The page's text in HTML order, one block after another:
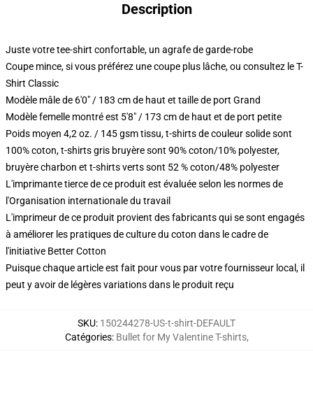
Description
Juste votre tee-shirt confortable, un agrafe de garde-robe
Coupe mince, si vous préférez une coupe plus lâche, ou consultez le T-
Shirt Classic
Modèle mâle de 6'0" / 183 cm de haut et taille de port Grand
Modèle femelle montré est 5'8" / 173 cm de haut et de port petite
Poids moyen 4,2 oz. / 145 gsm tissu, t-shirts de couleur solide sont
100% coton, t-shirts gris bruyère sont 90% coton/10% polyester,
bruyère charbon et t-shirts verts sont 52 % coton/48% polyester
L'imprimante tierce de ce produit est évaluée selon les normes de
l'Organisation internationale du travail
L'imprimeur de ce produit provient des fabricants qui se sont engagés
à améliorer les pratiques de culture du coton dans le cadre de
l'initiative Better Cotton
Puisque chaque article est fait pour vous par votre fournisseur local, il
peut y avoir de légères variations dans le produit reçu
SKU: 150244278-US-t-shirt-DEFAULT
Catégories: Bullet for My Valentine T-shirts,